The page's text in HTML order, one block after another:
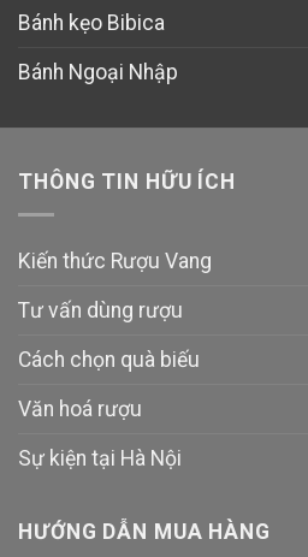
Bánh kẹo Bibica
Bánh Ngoại Nhập
THÔNG TIN HỮU ÍCH
Kiến thức Rượu Vang
Tư vấn dùng rượu
Cách chọn quà biếu
Văn hoá rượu
Sự kiện tại Hà Nội
HƯỚNG DẪN MUA HÀNG